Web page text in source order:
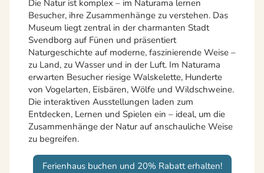
Die Natur ist komplex – im Naturama lernen
Besucher, ihre Zusammenhänge zu verstehen. Das
Museum liegt zentral in der charmanten Stadt
Svendborg auf Fünen und präsentiert
Naturgeschichte auf moderne, faszinierende Weise –
zu Land, zu Wasser und in der Luft. Im Naturama
erwarten Besucher riesige Walskelette, Hunderte
von Vogelarten, Eisbären, Wölfe und Wildschweine.
Die interaktiven Ausstellungen laden zum
Entdecken, Lernen und Spielen ein – ideal, um die
Zusammenhänge der Natur auf anschauliche Weise
zu begreifen.
Ferienhaus buchen und 20% Rabatt erhalten!